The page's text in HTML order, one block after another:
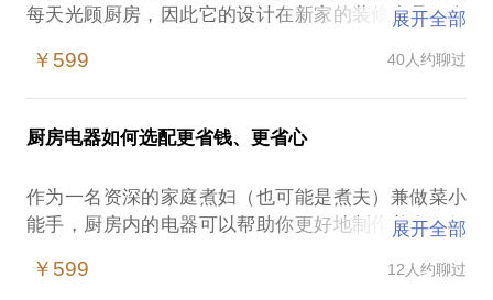
每天光顾厨房，因此它的设计在新家的装修中是一个
说，厨房被注入了太多的希望和梦想，却又能让人如
师……你做了这一系列尝试，心中仍有疑问没法找到
答案；而我懂得你向往拥有一个梦幻厨房的所有情
理，具有11年橱柜设计及订制的丰富经验，在打造这
间心仪厨房的所有相关事宜上，我不仅能给出指导，
还能帮你省钱。
展开全部
￥599 40人约聊过
厨房电器如何选配更省钱、更省心
作为一名资深的家庭煮妇（也可能是煮夫）兼做菜小
能手，厨房内的电器可以帮助你更好地制作美食。但
那么在如何科学选择适合自己需要的电器上，我将为
展开全部
￥599 12人约聊过